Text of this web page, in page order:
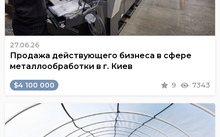
27.06.26
Продажа действующего бизнеса в сфере
металлообработки в г. Киев
$4 100 000 9 7343